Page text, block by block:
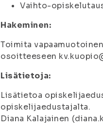
Vaihto-
Hakeminen:
Toimita
osoitteeseen
Lisätietoja:
Lisätietoa
opiskelijaedustajalta.
Diana Kalajainen